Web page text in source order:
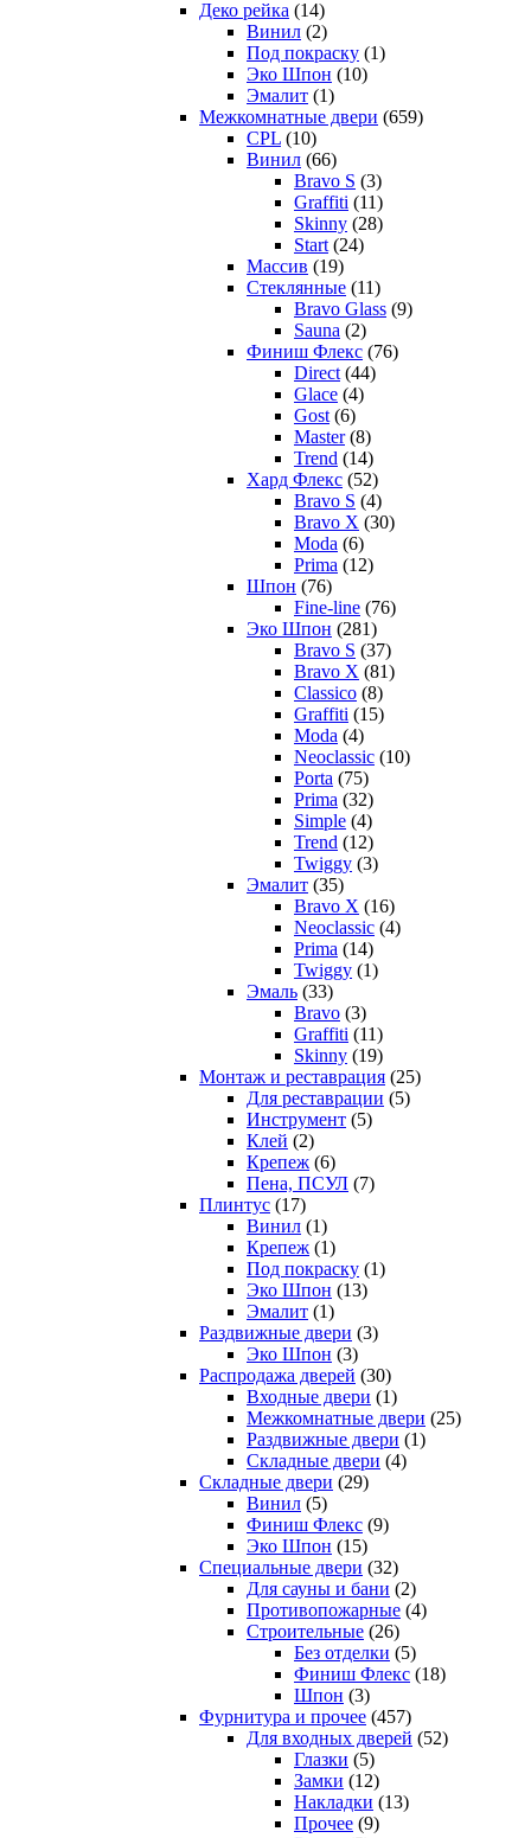
Деко рейка (14)
Винил (2)
Под покраску (1)
Эко Шпон (10)
Эмалит (1)
Межкомнатные двери (659)
CPL (10)
Винил (66)
Bravo S (3)
Graffiti (11)
Skinny (28)
Start (24)
Массив (19)
Стеклянные (11)
Bravo Glass (9)
Sauna (2)
Финиш Флекс (76)
Direct (44)
Glace (4)
Gost (6)
Master (8)
Trend (14)
Хард Флекс (52)
Bravo S (4)
Bravo X (30)
Moda (6)
Prima (12)
Шпон (76)
Fine-line (76)
Эко Шпон (281)
Bravo S (37)
Bravo X (81)
Classico (8)
Graffiti (15)
Moda (4)
Neoclassic (10)
Porta (75)
Prima (32)
Simple (4)
Trend (12)
Twiggy (3)
Эмалит (35)
Bravo X (16)
Neoclassic (4)
Prima (14)
Twiggy (1)
Эмаль (33)
Bravo (3)
Graffiti (11)
Skinny (19)
Монтаж и реставрация (25)
Для реставрации (5)
Инструмент (5)
Клей (2)
Крепеж (6)
Пена, ПСУЛ (7)
Плинтус (17)
Винил (1)
Крепеж (1)
Под покраску (1)
Эко Шпон (13)
Эмалит (1)
Раздвижные двери (3)
Эко Шпон (3)
Распродажа дверей (30)
Входные двери (1)
Межкомнатные двери (25)
Раздвижные двери (1)
Складные двери (4)
Складные двери (29)
Винил (5)
Финиш Флекс (9)
Эко Шпон (15)
Специальные двери (32)
Для сауны и бани (2)
Противопожарные (4)
Строительные (26)
Без отделки (5)
Финиш Флекс (18)
Шпон (3)
Фурнитура и прочее (457)
Для входных дверей (52)
Глазки (5)
Замки (12)
Накладки (13)
Прочее (9)